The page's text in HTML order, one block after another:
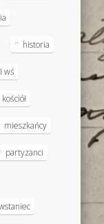
historia
wś
kościół
mieszkańcy
partyzanci